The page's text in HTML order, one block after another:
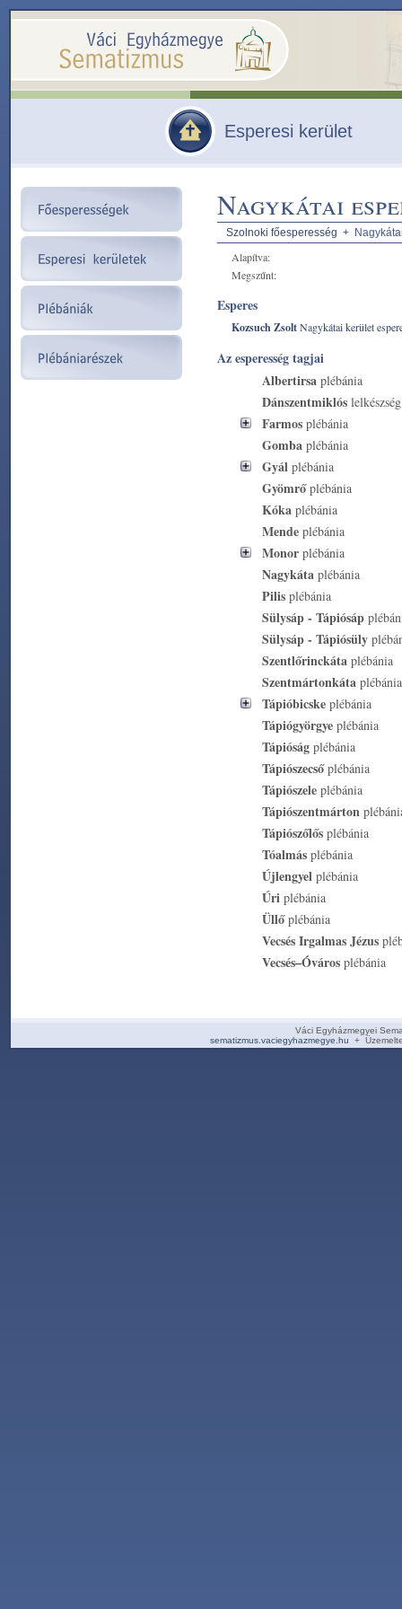
Esperesi kerület
Nagykátai
Szolnoki főesperesség +
Alapítva:
Megszűnt:
Esperes
Kozsuch ZsoltNagykátai kerület
Az esperesség tagjai
Albertirsa plébánia
Dánszentmiklós lelkészség
Farmos plébánia
Gomba plébánia
Gyál plébánia
Gyömrőplébánia
Kóka plébánia
Mende plébánia
Monor plébánia
Nagykáta plébánia
Pilis plébánia
Sülysáp - Tápiósáp
Sülysáp - Tápiósüly
Szentlőrinckáta plébánia
Szentmártonkáta plébánia
Tápióbicske plébánia
Tápiógyörgye plébánia
Tápióság plébánia
Tápiószecsőplébánia
Tápiószele plébánia
Tápiószentmárton
Tápiószőlős plébánia
Tóalmás plébánia
Újlengyel plébánia
Úri plébánia
Üllőplébánia
Vecsés Irgalmas Jézus
Vecsés–Óváros plébánia
Váci Egyházmegyei
sematizmus.vaciegyhazmegye.hu +